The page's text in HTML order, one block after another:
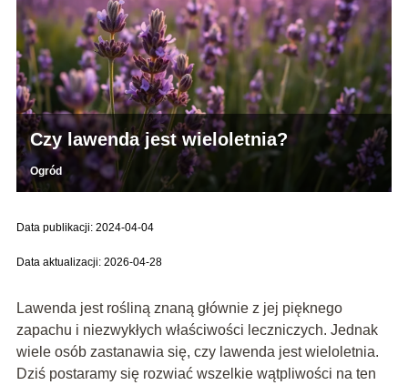
Czy lawenda jest wieloletnia?
Ogród
Data publikacji: 2024-04-04
Data aktualizacji: 2026-04-28
Lawenda jest rośliną znaną głównie z jej pięknego
zapachu i niezwykłych właściwości leczniczych. Jednak
wiele osób zastanawia się, czy lawenda jest wieloletnia.
Dziś postaramy się rozwiać wszelkie wątpliwości na ten